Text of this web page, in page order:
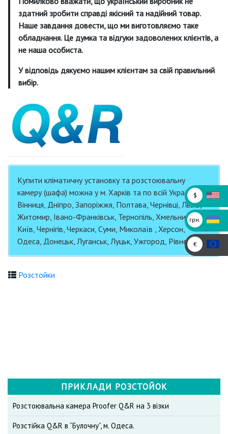
здатний зробити справді якісний та надійний товар.
Наше завдання довести, що ми виготовляємо таке
обладнання. Це думка та відгуки задоволених клієнтів, а
не наша особиста.
У відповідь дякуємо нашим клієнтам за свій правильний
вибір.
Купити кліматичну установку та розстоювальну
камеру (шафа) можна у м. Харків та по всій Україні :
Вінниця, Дніпро, Запоріжжя, Полтава, Чернівці, Львів,
Житомир, Івано-Франківськ, Тернопіль, Хмельницький,
Київ, Чернігів, Черкаси, Суми, Миколаїв , Херсон,
Одеса, Донецьк, Луганськ, Луцьк, Ужгород, Рівне
Розстойки
ПРИКЛАДИ РОЗСТОЙОК
Розстоювальна камера Proofer Q&R на 3 візки
Розстійка Q&R в “Булочну”, м. Одеса.
$
грн.
€